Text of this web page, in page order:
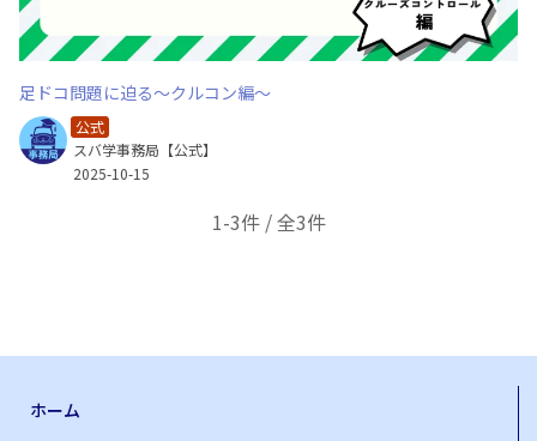
足ドコ問題に迫る～クルコン編～
公式
スバ学事務局【公式】
2025-10-15
1-3件 / 全3件
ホーム